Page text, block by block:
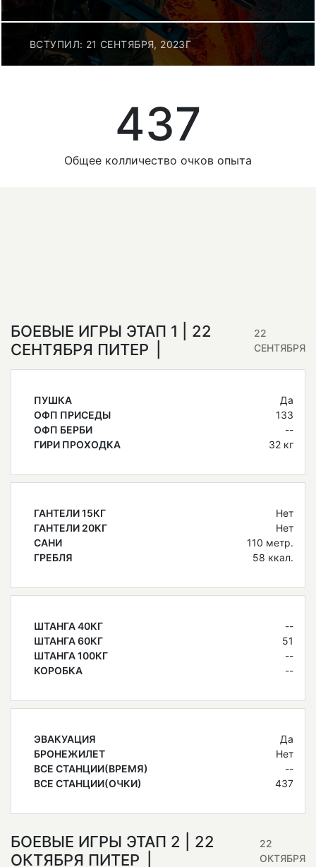
ВСТУПИЛ: 21 СЕНТЯБРЯ, 2023Г
437
Общее колличество очков опыта
БОЕВЫЕ ИГРЫ ЭТАП 1 | 22
СЕНТЯБРЯ ПИТЕР
22
СЕНТЯБРЯ
ПУШКА
Да
ОФП ПРИСЕДЫ
133
ОФП БЕРБИ
--
ГИРИ ПРОХОДКА
32 кг
ГАНТЕЛИ 15КГ
Нет
ГАНТЕЛИ 20КГ
Нет
САНИ
110 метр.
ГРЕБЛЯ
58 ккал.
ШТАНГА 40КГ
--
ШТАНГА 60КГ
51
ШТАНГА 100КГ
--
КОРОБКА
--
ЭВАКУАЦИЯ
Да
БРОНЕЖИЛЕТ
Нет
ВСЕ СТАНЦИИ(ВРЕМЯ)
--
ВСЕ СТАНЦИИ(ОЧКИ)
437
БОЕВЫЕ ИГРЫ ЭТАП 2 | 22
ОКТЯБРЯ ПИТЕР
22
ОКТЯБРЯ